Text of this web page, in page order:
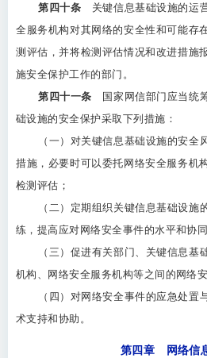
第四十条 关键信息基础设施的运
全服务机构对其网络的安全性和可能存
测评估，并将检测评估情况和改进措施
施安全保护工作的部门。
第四十一条 国家网信部门应当统
础设施的安全保护采取下列措施：
（一）对关键信息基础设施的安全
措施，必要时可以委托网络安全服务机
检测评估；
（二）定期组织关键信息基础设施
练，提高应对网络安全事件的水平和协
（三）促进有关部门、关键信息基
机构、网络安全服务机构等之间的网络
（四）对网络安全事件的应急处置
术支持和协助。
第四章 网络信